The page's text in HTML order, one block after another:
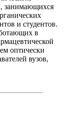
занимающихся
и студентов.
в
оптически
вузов,